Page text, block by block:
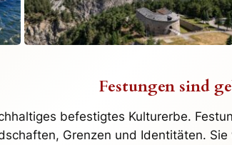
Festungen sind
befestigtes Kulturerbe.
Grenzen und Identitäten.